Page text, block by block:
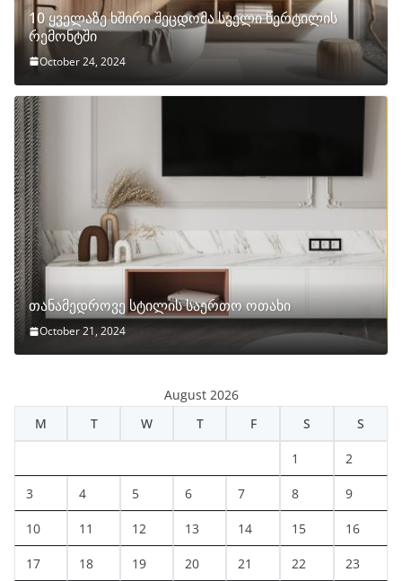
10 ყველაზე ხშირი შეცდომა სველი წერტილის
რემონტში
October 24, 2024
თანამედროვე სტილის საერთო ოთახი
October 21, 2024
August 2026
M
T W T F S S
1 2
3 4 5 6 7 8 9
10 11 12 13 14 15 16
17 18 19 20 21 22 23